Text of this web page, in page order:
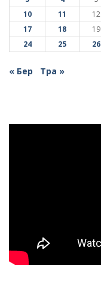
10
11 12
17
18 19
24
25 26
« Бер Тра »